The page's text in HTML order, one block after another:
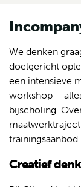
We denken
doelgericht
een intensieve
workshop –
bijscholing.
trainingsaanbod
Creatief